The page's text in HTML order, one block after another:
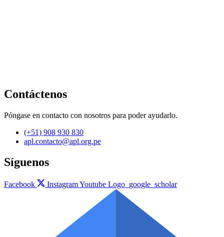
Contáctenos
Póngase en contacto con nosotros para poder ayudarlo.
(+51) 908 930 830
apl.contacto@apl.org.pe
Síguenos
Facebook InstagramYoutube Logo_google_scholar